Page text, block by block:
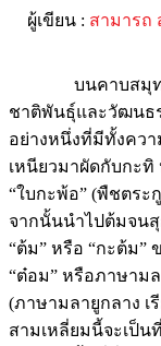
ผู้เขียน : สามารถ
บนคาบสมุทรมล
ชาติพันธุ์และวัฒนธ
อย่างหนึ่งที่มีทั้งคว
เหนียวมาผัดกับกะทิ
“ใบกะพ้อ” (พืชตระ
จากนั้นนำไปต้มจน
“ต้ม” หรือ “กะต้ม”
“ต๋อม” หรือภาษามล
(ภาษามลายูกลาง เรี
สามเหลี่ยมนี้จะเป็